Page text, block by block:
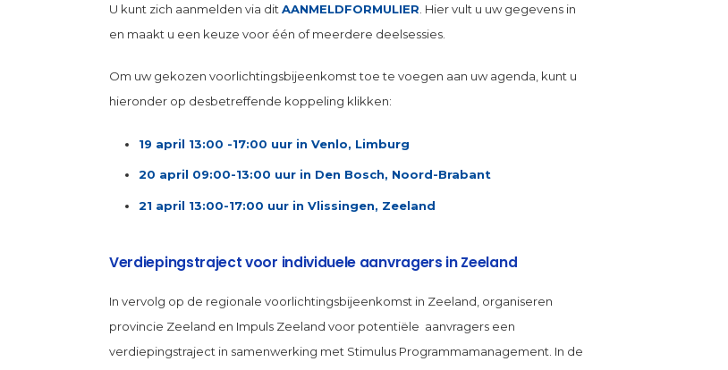
U kunt zich aanmelden via dit AANMELDFORMULIER . Hier vult u uw gegevens in
en maakt u een keuze voor één of meerdere deelsessies.
Om uw gekozen voorlichtingsbijeenkomst toe te voegen aan uw agenda, kunt u
hieronder op desbetreffende koppeling klikken:
19 april 13:00 -17:00 uur in Venlo, Limburg
20 april 09:00-13:00 uur in Den Bosch, Noord-Brabant
21 april 13:00-17:00 uur in Vlissingen, Zeeland
Verdiepingstraject voor individuele aanvragers in Zeeland
In vervolg op de regionale voorlichtingsbijeenkomst in Zeeland, organiseren
provincie Zeeland en Impuls Zeeland voor potentiële aanvragers een
verdiepingstraject in samenwerking met Stimulus Programmamanagement. In de